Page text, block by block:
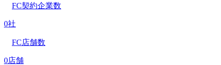
FC契約企業数
0社
FC店舗数
0店舗